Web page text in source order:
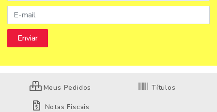
Meus Pedidos Títulos
Notas Fiscais